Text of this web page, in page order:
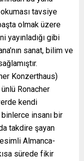
tavsiye
olmak üzere
yayınladığı gibi
sanat, bilim ve
Konzerthaus)
Ronacher
kendi
insanı bir
takdire şayan
Almanca-
sürede fikir